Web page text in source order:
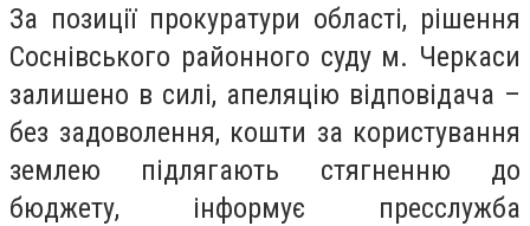
За позиції прокуратури області, рішення
Соснівського районного суду м. Черкаси
залишено в силі, апеляцію відповідача –
без задоволення, кошти за користування
землею підлягають стягненню до
бюджету, інформує пресслужба